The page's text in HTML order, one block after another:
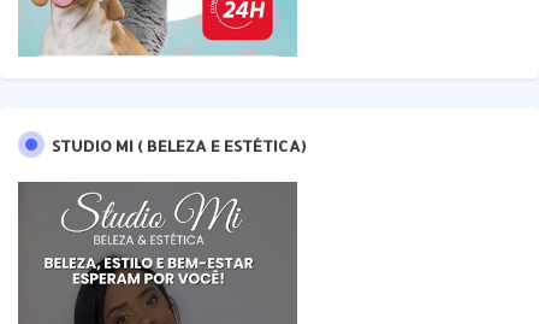
STUDIO MI ( BELEZA E ESTÉTICA)